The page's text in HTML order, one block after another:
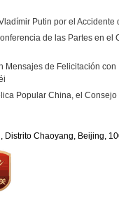
Putin por el Accidente
de las Partes en el
de Felicitación con
Popular China, el
Chaoyang, Beijing,